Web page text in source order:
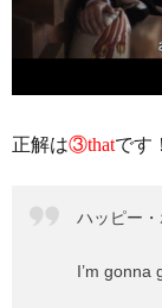
正解は③thatです！
ハッピー
I’m gonna